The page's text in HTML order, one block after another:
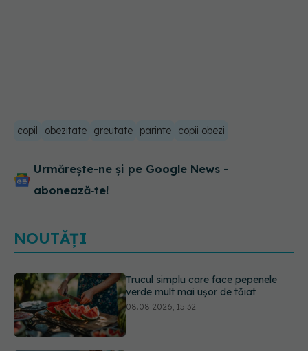
copil obezitate greutate parinte copii obezi
Urmărește-ne și pe Google News -
abonează‑te!
NOUTĂȚI
Diagnosticele de autism la fete au
crescut după pandemia de COVID-
19